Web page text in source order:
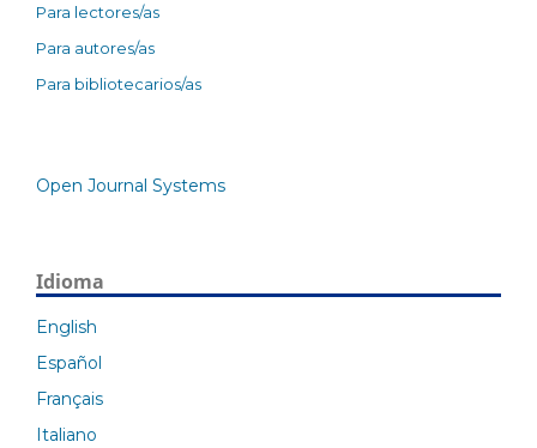
Para lectores/as
Para autores/as
Para bibliotecarios/as
Open Journal Systems
Idioma
English
Español
Français
Italiano